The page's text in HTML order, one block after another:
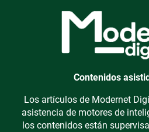
Contenidos
Los artículos de Modernet
asistencia de motores de
los contenidos están